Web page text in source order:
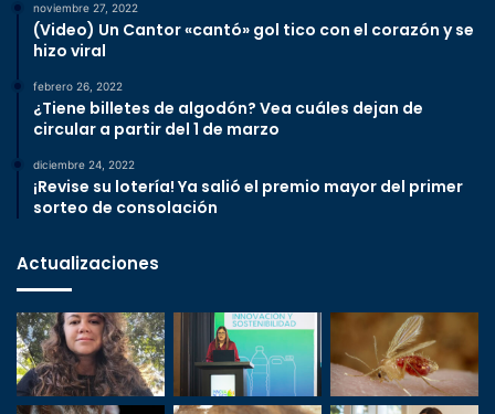
noviembre 27, 2022
(Video) Un Cantor «cantó» gol tico con el corazón y se
hizo viral
febrero 26, 2022
¿Tiene billetes de algodón? Vea cuáles dejan de
circular a partir del 1 de marzo
diciembre 24, 2022
¡Revise su lotería! Ya salió el premio mayor del primer
sorteo de consolación
Actualizaciones